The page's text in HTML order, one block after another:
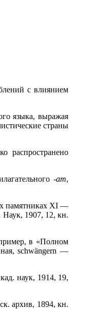
с влиянием
языка, выражая
страны
распространено
-ат,
памятниках XI —
1907, 12, кн.
в «Полном
schwängern —
наук, 1914, 19,
архив, 1894, кн.